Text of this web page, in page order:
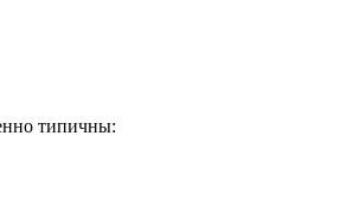
типичны: